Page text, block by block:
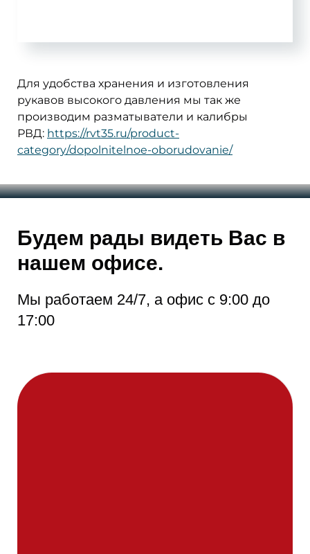
Для удобства хранения и изготовления
рукавов высокого давления мы так же
производим разматыватели и калибры
РВД: https://rvt35.ru/product-
category/dopolnitelnoe-oborudovanie/
Будем рады видеть Вас в
нашем офисе.
Мы работаем 24/7, а офис с 9:00 до
17:00